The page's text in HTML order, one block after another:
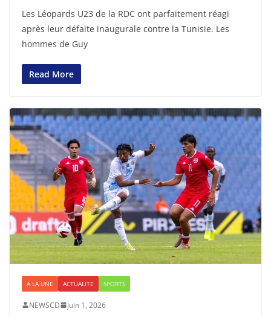
Les Léopards U23 de la RDC ont parfaitement réagi
après leur défaite inaugurale contre la Tunisie. Les
hommes de Guy
Read More
A LA UNE ACTUALITE SPORTS
NEWSCD juin 1, 2026